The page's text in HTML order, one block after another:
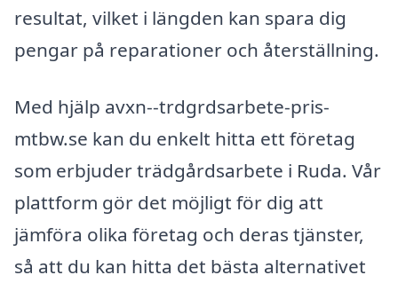
resultat, vilket i längden kan spara dig
pengar på reparationer och återställning.
Med hjälp avxn--trdgrdsarbete-pris-
mtbw.se kan du enkelt hitta ett företag
som erbjuder trädgårdsarbete i Ruda. Vår
plattform gör det möjligt för dig att
jämföra olika företag och deras tjänster,
så att du kan hitta det bästa alternativet